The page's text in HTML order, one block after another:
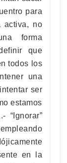
para
activa, no
forma
que
todos los
una
ser
estamos
“Ignorar”
en la